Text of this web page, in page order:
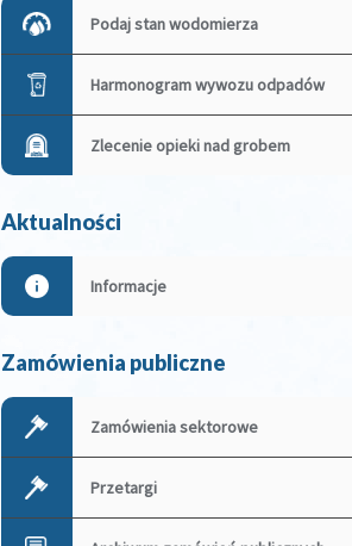
Podaj stan wodomierza
Harmonogram wywozu odpadów
Zlecenie opieki nad grobem
Aktualności
Informacje
Zamówienia publiczne
Zamówienia sektorowe
Przetargi